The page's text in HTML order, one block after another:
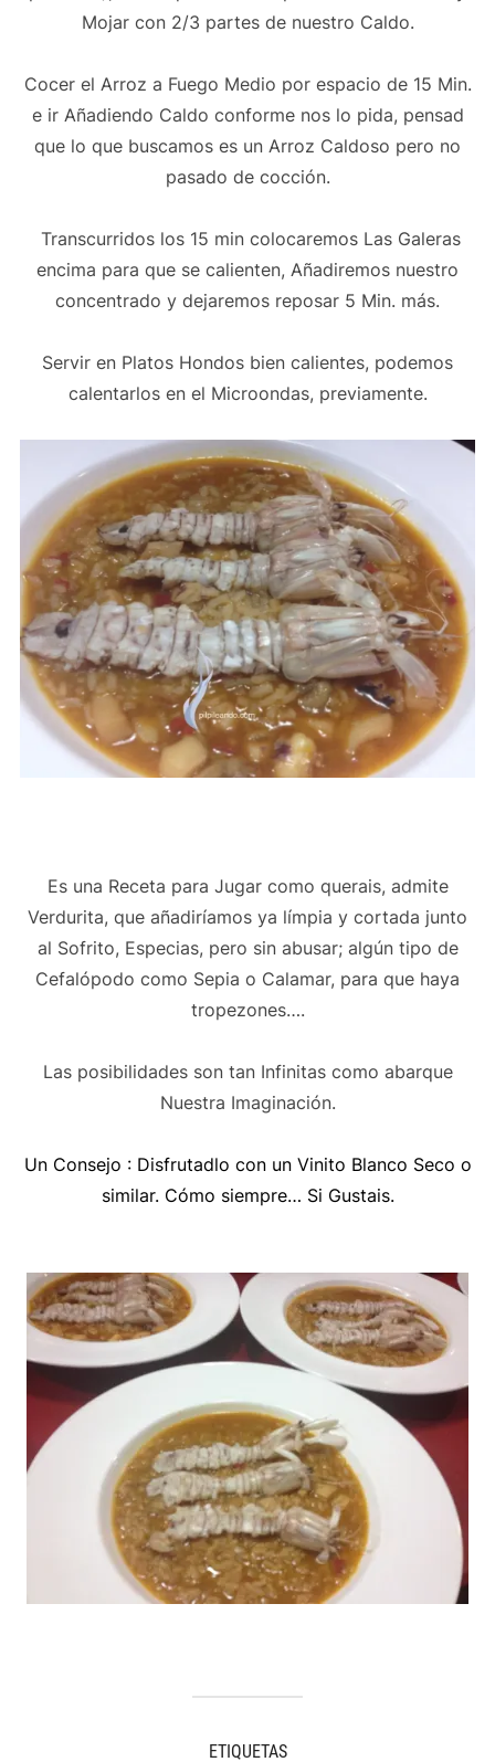
Mojar con 2/3 partes de nuestro Caldo.
Cocer el Arroz a Fuego Medio por espacio de 15 Min.
e ir Añadiendo Caldo conforme nos lo pida, pensad
que lo que buscamos es un Arroz Caldoso pero no
pasado de cocción.
Transcurridos los 15 min colocaremos Las Galeras
encima para que se calienten, Añadiremos nuestro
concentrado y dejaremos reposar 5 Min. más.
Servir en Platos Hondos bien calientes, podemos
calentarlos en el Microondas, previamente.
Es una Receta para Jugar como querais, admite
Verdurita, que añadiríamos ya límpia y cortada junto
al Sofrito, Especias, pero sin abusar; algún tipo de
Cefalópodo como Sepia o Calamar, para que haya
tropezones….
Las posibilidades son tan Infinitas como abarque
Nuestra Imaginación.
Un Consejo : Disfrutadlo con un Vinito Blanco Seco o
similar. Cómo siempre… Si Gustais.
ETIQUETAS